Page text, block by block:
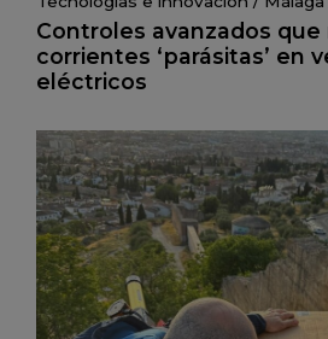
Controles avanzados
corrientes ‘parásitas’ en
eléctricos